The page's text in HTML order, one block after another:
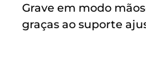
Grave em modo
graças ao suporte